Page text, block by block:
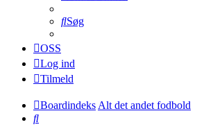
Søg
OSS
Log ind
Tilmeld
BoardindeksAlt det andet fodbold
Søg